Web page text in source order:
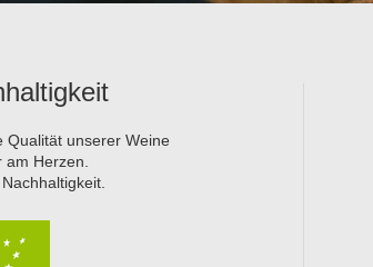
Qualität unserer Weine
Herzen.